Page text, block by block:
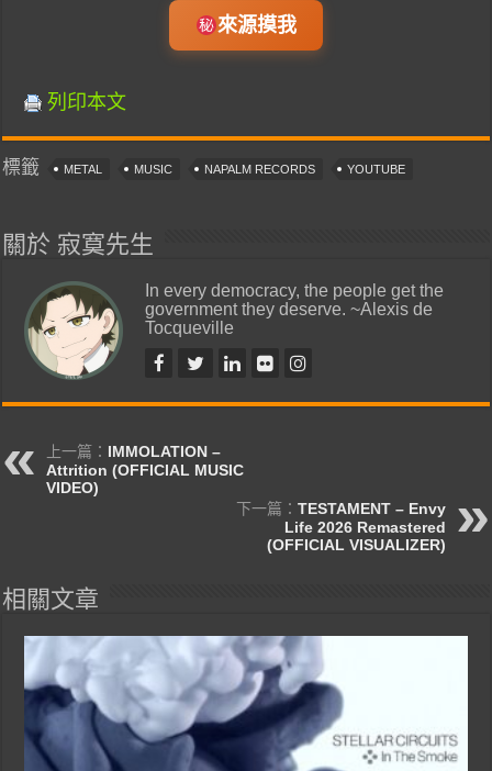
來源摸我
列印本文
標籤 METAL MUSIC NAPALM RECORDS YOUTUBE
關於 寂寞先生
In every democracy, the people get the
government they deserve. ~Alexis de
Tocqueville
上一篇： IMMOLATION –
Attrition (OFFICIAL MUSIC
VIDEO)
下一篇： TESTAMENT – Envy
Life 2026 Remastered
(OFFICIAL VISUALIZER)
相關文章